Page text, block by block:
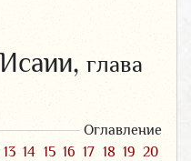
глава
Оглавление
13 14 15 16 17 18 19 20